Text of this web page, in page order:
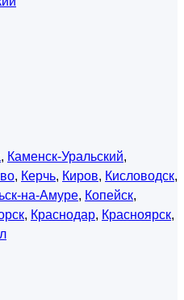
, Каменск-Уральский,
, Керчь, Киров, Кисловодск,
на-Амуре, Копейск,
, Краснодар, Красноярск,